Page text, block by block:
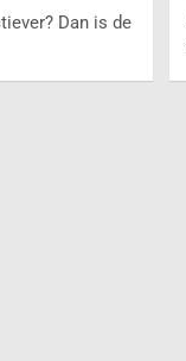
Dan is de